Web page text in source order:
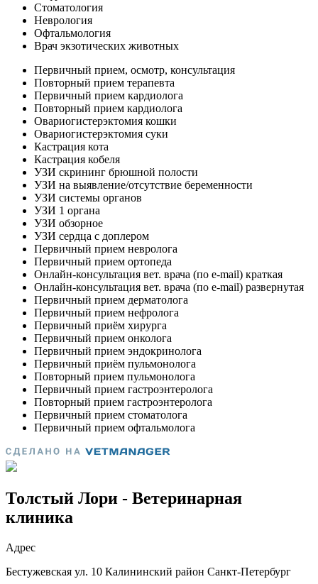
Толстый Лори - Ветеринарная
клиника
Адрес
Бестужевская ул. 10 Калининский район Санкт-Петербург